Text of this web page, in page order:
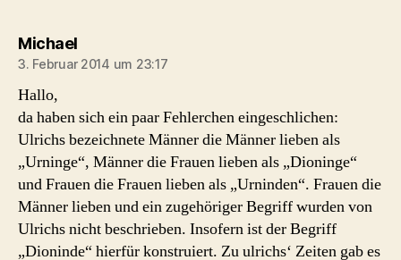
Michaelsagt:
3. Februar 2014 um 23:17
Hallo,
da haben sich ein paar Fehlerchen eingeschlichen:
Ulrichs bezeichnete Männer die Männer lieben als
„Urninge“, Männer die Frauen lieben als „Dioninge“
und Frauen die Frauen lieben als „Urninden“. Frauen die
Männer lieben und ein zugehöriger Begriff wurden von
Ulrichs nicht beschrieben. Insofern ist der Begriff
„Dioninde“ hierfür konstruiert. Zu ulrichs‘ Zeiten gab es